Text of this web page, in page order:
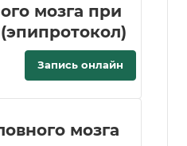
мозга при
Запись онлайн
мозга